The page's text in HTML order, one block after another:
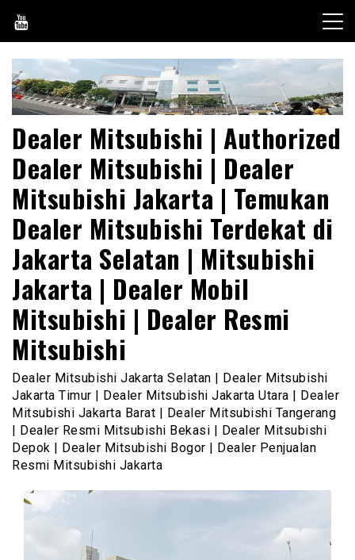
content
Dealer Mitsubishi | Authorized
Dealer Mitsubishi | Dealer
Mitsubishi Jakarta | Temukan
Dealer Mitsubishi Terdekat di
Jakarta Selatan | Mitsubishi
Jakarta | Dealer Mobil
Mitsubishi | Dealer Resmi
Mitsubishi
Dealer Mitsubishi Jakarta Selatan | Dealer Mitsubishi
Jakarta Timur | Dealer Mitsubishi Jakarta Utara | Dealer
Mitsubishi Jakarta Barat | Dealer Mitsubishi Tangerang
| Dealer Resmi Mitsubishi Bekasi | Dealer Mitsubishi
Depok | Dealer Mitsubishi Bogor | Dealer Penjualan
Resmi Mitsubishi Jakarta